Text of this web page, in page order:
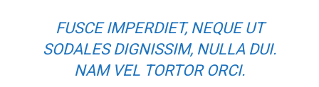
FUSCE IMPERDIET, NEQUE UT
SODALES DIGNISSIM, NULLA DUI.
NAM VEL TORTOR ORCI.